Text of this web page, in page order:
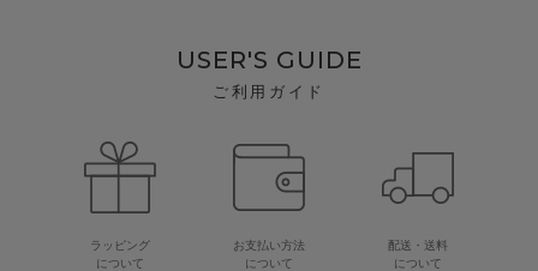
USER'S GUIDE
ご利用ガイド
ラッピング
について
お支払い方法
について
配送・送料
について